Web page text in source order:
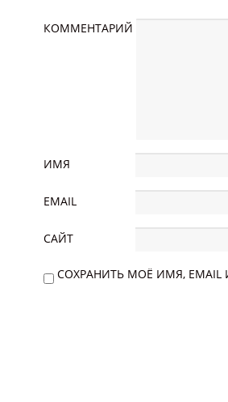
КОММЕНТАРИЙ
ИМЯ
EMAIL
САЙТ
СОХРАНИТЬ МОЁ ИМЯ,